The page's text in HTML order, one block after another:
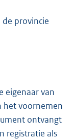
provincie
eigenaar van
het voornemen
ontvangt
registratie als